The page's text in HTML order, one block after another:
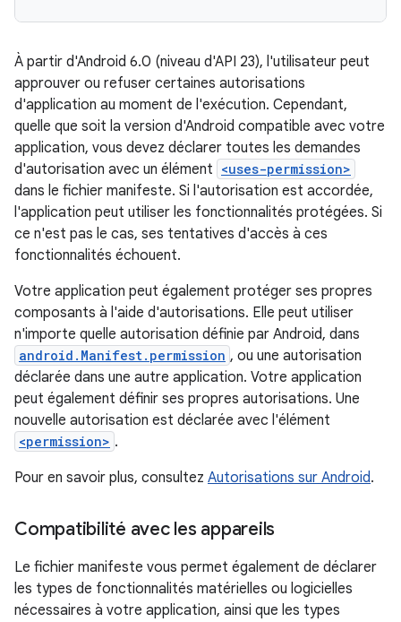
À partir d'Android 6.0 (niveau d'API 23), l'utilisateur peut
approuver ou refuser certaines autorisations
d'application au moment de l'exécution. Cependant,
quelle que soit la version d'Android compatible avec votre
application, vous devez déclarer toutes les demandes
d'autorisation avec un élément <uses-permission>
dans le fichier manifeste. Si l'autorisation est accordée,
l'application peut utiliser les fonctionnalités protégées. Si
ce n'est pas le cas, ses tentatives d'accès à ces
fonctionnalités échouent.
Votre application peut également protéger ses propres
composants à l'aide d'autorisations. Elle peut utiliser
n'importe quelle autorisation définie par Android, dans
android.Manifest.permission , ou une autorisation
déclarée dans une autre application. Votre application
peut également définir ses propres autorisations. Une
nouvelle autorisation est déclarée avec l'élément
<permission> .
Pour en savoir plus, consultez Autorisations sur Android.
Compatibilité avec les appareils
Le fichier manifeste vous permet également de déclarer
les types de fonctionnalités matérielles ou logicielles
nécessaires à votre application, ainsi que les types